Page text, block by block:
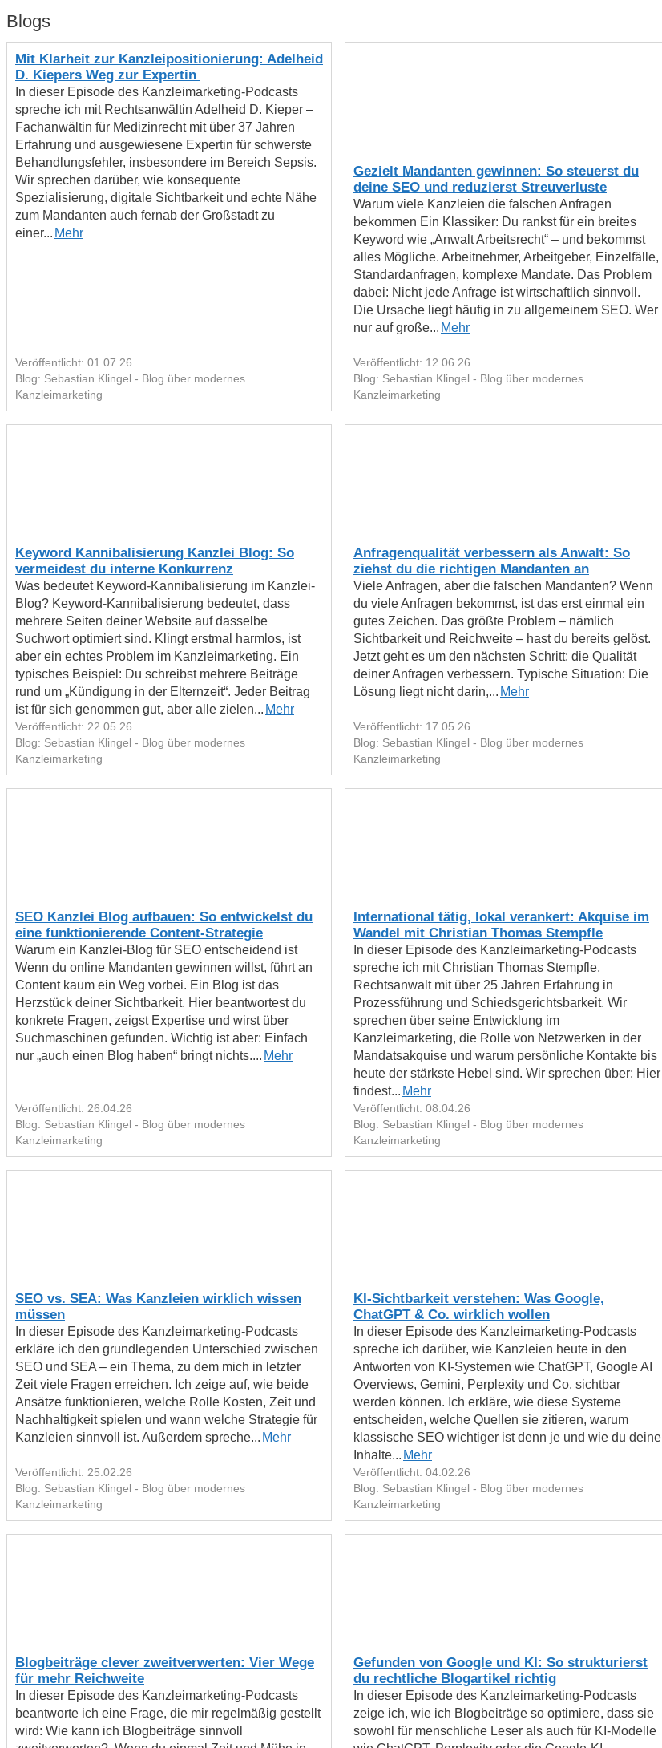
Blogs
Mit Klarheit zur Kanzleipositionierung: Adelheid
D. Kiepers Weg zur Expertin
In dieser Episode des Kanzleimarketing-Podcasts
spreche ich mit Rechtsanwältin Adelheid D. Kieper –
Fachanwältin für Medizinrecht mit über 37 Jahren
Erfahrung und ausgewiesene Expertin für schwerste
Behandlungsfehler, insbesondere im Bereich Sepsis.
Wir sprechen darüber, wie konsequente
Spezialisierung, digitale Sichtbarkeit und echte Nähe
zum Mandanten auch fernab der Großstadt zu
einer... Mehr
Veröffentlicht: 01.07.26
Blog: Sebastian Klingel - Blog über modernes
Kanzleimarketing
Gezielt Mandanten gewinnen: So steuerst du
deine SEO und reduzierst Streuverluste
Warum viele Kanzleien die falschen Anfragen
bekommen Ein Klassiker: Du rankst für ein breites
Keyword wie „Anwalt Arbeitsrecht“ – und bekommst
alles Mögliche. Arbeitnehmer, Arbeitgeber, Einzelfälle,
Standardanfragen, komplexe Mandate. Das Problem
dabei: Nicht jede Anfrage ist wirtschaftlich sinnvoll.
Die Ursache liegt häufig in zu allgemeinem SEO. Wer
nur auf große... Mehr
Veröffentlicht: 12.06.26
Blog: Sebastian Klingel - Blog über modernes
Kanzleimarketing
Keyword Kannibalisierung Kanzlei Blog: So
vermeidest du interne Konkurrenz
Was bedeutet Keyword-Kannibalisierung im Kanzlei-
Blog? Keyword-Kannibalisierung bedeutet, dass
mehrere Seiten deiner Website auf dasselbe
Suchwort optimiert sind. Klingt erstmal harmlos, ist
aber ein echtes Problem im Kanzleimarketing. Ein
typisches Beispiel: Du schreibst mehrere Beiträge
rund um „Kündigung in der Elternzeit“. Jeder Beitrag
ist für sich genommen gut, aber alle zielen... Mehr
Veröffentlicht: 22.05.26
Blog: Sebastian Klingel - Blog über modernes
Kanzleimarketing
Anfragenqualität verbessern als Anwalt: So
ziehst du die richtigen Mandanten an
Viele Anfragen, aber die falschen Mandanten? Wenn
du viele Anfragen bekommst, ist das erst einmal ein
gutes Zeichen. Das größte Problem – nämlich
Sichtbarkeit und Reichweite – hast du bereits gelöst.
Jetzt geht es um den nächsten Schritt: die Qualität
deiner Anfragen verbessern. Typische Situation: Die
Lösung liegt nicht darin,... Mehr
Veröffentlicht: 17.05.26
Blog: Sebastian Klingel - Blog über modernes
Kanzleimarketing
SEO Kanzlei Blog aufbauen: So entwickelst du
eine funktionierende Content-Strategie
Warum ein Kanzlei-Blog für SEO entscheidend ist
Wenn du online Mandanten gewinnen willst, führt an
Content kaum ein Weg vorbei. Ein Blog ist das
Herzstück deiner Sichtbarkeit. Hier beantwortest du
konkrete Fragen, zeigst Expertise und wirst über
Suchmaschinen gefunden. Wichtig ist aber: Einfach
nur „auch einen Blog haben“ bringt nichts.... Mehr
Veröffentlicht: 26.04.26
Blog: Sebastian Klingel - Blog über modernes
Kanzleimarketing
International tätig, lokal verankert: Akquise im
Wandel mit Christian Thomas Stempfle
In dieser Episode des Kanzleimarketing-Podcasts
spreche ich mit Christian Thomas Stempfle,
Rechtsanwalt mit über 25 Jahren Erfahrung in
Prozessführung und Schiedsgerichtsbarkeit. Wir
sprechen über seine Entwicklung im
Kanzleimarketing, die Rolle von Netzwerken in der
Mandatsakquise und warum persönliche Kontakte bis
heute der stärkste Hebel sind. Wir sprechen über: Hier
findest... Mehr
Veröffentlicht: 08.04.26
Blog: Sebastian Klingel - Blog über modernes
Kanzleimarketing
SEO vs. SEA: Was Kanzleien wirklich wissen
müssen
In dieser Episode des Kanzleimarketing-Podcasts
erkläre ich den grundlegenden Unterschied zwischen
SEO und SEA – ein Thema, zu dem mich in letzter
Zeit viele Fragen erreichen. Ich zeige auf, wie beide
Ansätze funktionieren, welche Rolle Kosten, Zeit und
Nachhaltigkeit spielen und wann welche Strategie für
Kanzleien sinnvoll ist. Außerdem spreche... Mehr
Veröffentlicht: 25.02.26
Blog: Sebastian Klingel - Blog über modernes
Kanzleimarketing
KI-Sichtbarkeit verstehen: Was Google,
ChatGPT & Co. wirklich wollen
In dieser Episode des Kanzleimarketing-Podcasts
spreche ich darüber, wie Kanzleien heute in den
Antworten von KI-Systemen wie ChatGPT, Google AI
Overviews, Gemini, Perplexity und Co. sichtbar
werden können. Ich erkläre, wie diese Systeme
entscheiden, welche Quellen sie zitieren, warum
klassische SEO wichtiger ist denn je und wie du deine
Inhalte... Mehr
Veröffentlicht: 04.02.26
Blog: Sebastian Klingel - Blog über modernes
Kanzleimarketing
Blogbeiträge clever zweitverwerten: Vier Wege
für mehr Reichweite
In dieser Episode des Kanzleimarketing-Podcasts
beantworte ich eine Frage, die mir regelmäßig gestellt
wird: Wie kann ich Blogbeiträge sinnvoll
Gefunden von Google und KI: So strukturierst
du rechtliche Blogartikel richtig
In dieser Episode des Kanzleimarketing-Podcasts
zeige ich, wie ich Blogbeiträge so optimiere, dass sie
sowohl für menschliche Leser als auch für KI-Modelle